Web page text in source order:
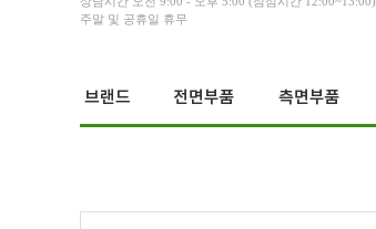
주말 및 공휴일 휴무